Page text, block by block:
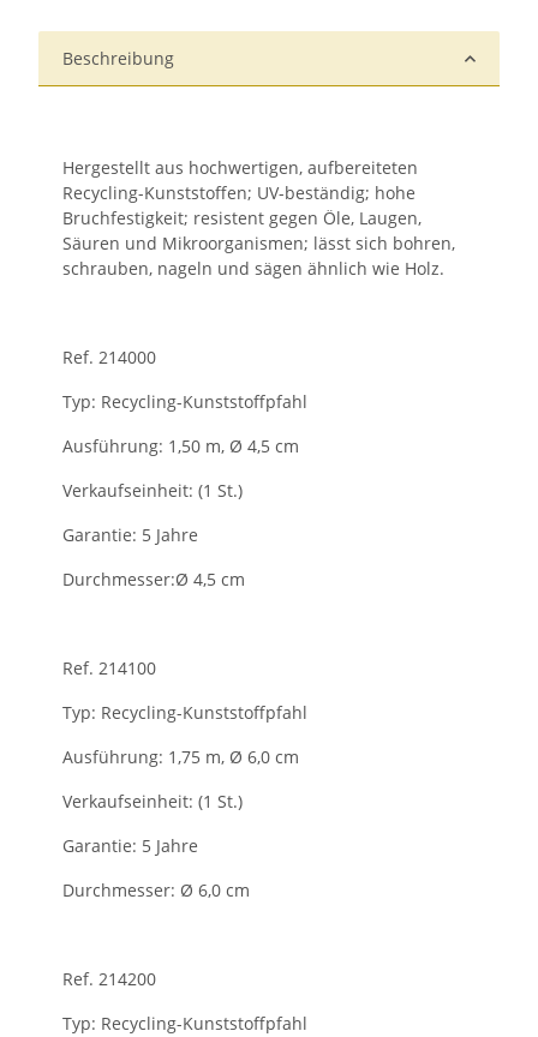
Beschreibung
Hergestellt aus hochwertigen, aufbereiteten
Recycling-Kunststoffen; UV-beständig; hohe
Bruchfestigkeit; resistent gegen Öle, Laugen,
Säuren und Mikroorganismen; lässt sich bohren,
schrauben, nageln und sägen ähnlich wie Holz.
Ref. 214000
Typ: Recycling-Kunststoffpfahl
Ausführung: 1,50 m, Ø 4,5 cm
Verkaufseinheit: (1 St.)
Garantie: 5 Jahre
Durchmesser:Ø 4,5 cm
Ref. 214100
Typ: Recycling-Kunststoffpfahl
Ausführung: 1,75 m, Ø 6,0 cm
Verkaufseinheit: (1 St.)
Garantie: 5 Jahre
Durchmesser: Ø 6,0 cm
Ref. 214200
Typ: Recycling-Kunststoffpfahl